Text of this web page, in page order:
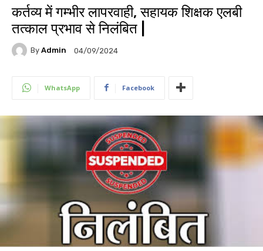
कर्तव्य में गम्भीर लापरवाही, सहायक शिक्षक एलबी
तत्काल प्रभाव से निलंबित |
By Admin 04/09/2024
WhatsApp Facebook